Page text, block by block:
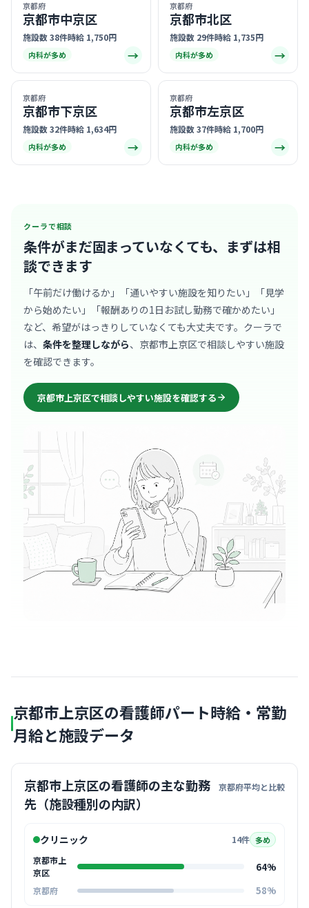
京都府
京都市中京区
施設数 38件時給 1,750円
内科が多め →
京都府
京都市北区
施設数 29件時給 1,735円
内科が多め →
京都府
京都市下京区
施設数 32件時給 1,634円
内科が多め →
京都府
京都市左京区
施設数 37件時給 1,700円
内科が多め →
クーラで相談
条件がまだ固まっていなくても、 まずは相
談できます
「午前だけ働けるか」「通いやすい施設を知りたい」「見学
から始めたい」「報酬ありの1日お試し勤務で確かめたい」
など、希望がはっきりしていなくても大丈夫です。クーラで
は、 条件を整理しながら、京都市上京区で相談しやすい施設
を確認できます。
京都市上京区で相談しやすい施設を確認する
京都市上京区の看護師パート時給・常勤
月給と施設データ
京都市上京区の看護師の主な勤務
先（施設種別の内訳）
京都府平均と比較
クリニック 14件 多め
京都市上
京区
64%
京都府 58%